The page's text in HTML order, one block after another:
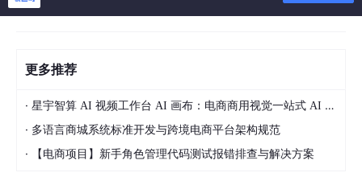
更多推荐
· 星宇智算 AI 视频工作台 AI 画布：电商商用视觉一站式 AI 生成平台落地解析
· 多语言商城系统标准开发与跨境电商平台架构规范
· 【电商项目】新手角色管理代码测试报错排查与解决方案